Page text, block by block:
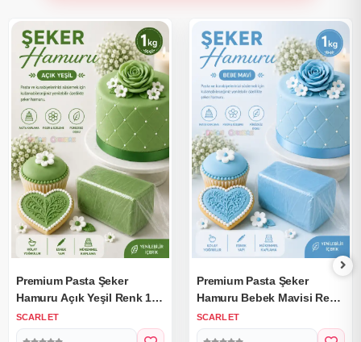
Premium Pasta Şeker
Hamuru Açık Yeşil Renk 1
Kg.
SCARLET
Premium Pasta Şeker
Hamuru Bebek Mavisi Renk
1 Kg.
SCARLET